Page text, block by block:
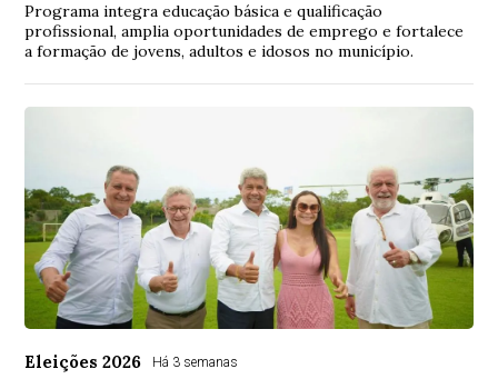
Programa integra educação básica e qualificação
profissional, amplia oportunidades de emprego e fortalece
a formação de jovens, adultos e idosos no município.
Eleições 2026 Há 3 semanas